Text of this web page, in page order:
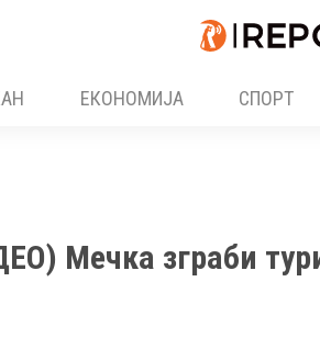
ЕКОНОМИЈА СПОРТ
Мечка зграби